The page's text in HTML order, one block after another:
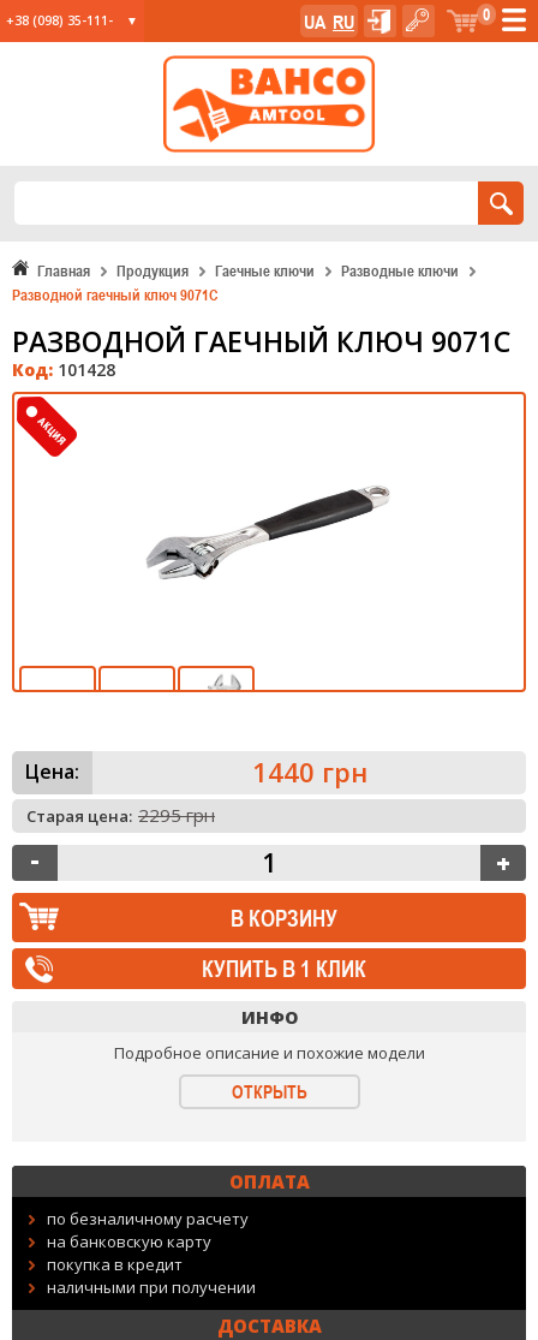
+38 (098) 35-111- 0
UA RU
Главная Продукция Гаечные ключи
Разводные ключи
Разводной гаечный ключ 9071C
РАЗВОДНОЙ ГАЕЧНЫЙ КЛЮЧ 9071C
Код: 101428
Цена: 1440 грн
Старая цена: 2295 грн
КУПИТЬ В 1 КЛИК
ИНФО
Подробное описание и похожие модели
ОТКРЫТЬ
ОПЛАТА
по безналичному расчету
на банковскую карту
покупка в кредит
наличными при получении
ДОСТАВКА